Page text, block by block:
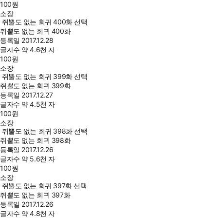
100원
소장
쥐뿔도 없는 회귀 400화 선택
쥐뿔도 없는 회귀 400화
등록일 2017.12.28
글자수 약 4.6천 자
100원
소장
쥐뿔도 없는 회귀 399화 선택
쥐뿔도 없는 회귀 399화
등록일 2017.12.27
글자수 약 4.5천 자
100원
소장
쥐뿔도 없는 회귀 398화 선택
쥐뿔도 없는 회귀 398화
등록일 2017.12.26
글자수 약 5.6천 자
100원
소장
쥐뿔도 없는 회귀 397화 선택
쥐뿔도 없는 회귀 397화
등록일 2017.12.26
글자수 약 4.8천 자